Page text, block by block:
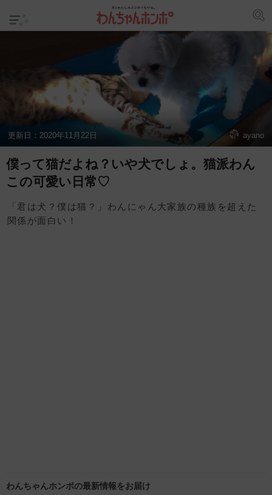
更新日： 2020年11月22日 ayano
僕って猫だよね？いや犬でしょ。猫派わん
この可愛い日常♡
「君は犬？僕は猫？」わんにゃん大家族の種族を超えた
関係が面白い！
わんちゃんホンポの最新情報をお届け